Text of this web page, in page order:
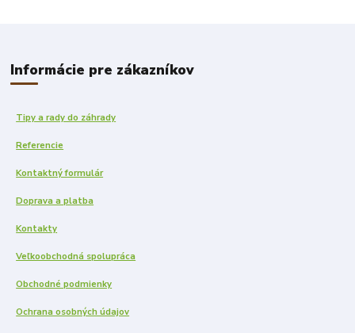
Informácie pre zákazníkov
Tipy a rady do záhrady
Referencie
Kontaktný formulár
Doprava a platba
Kontakty
Veľkoobchodná spolupráca
Obchodné podmienky
Ochrana osobných údajov